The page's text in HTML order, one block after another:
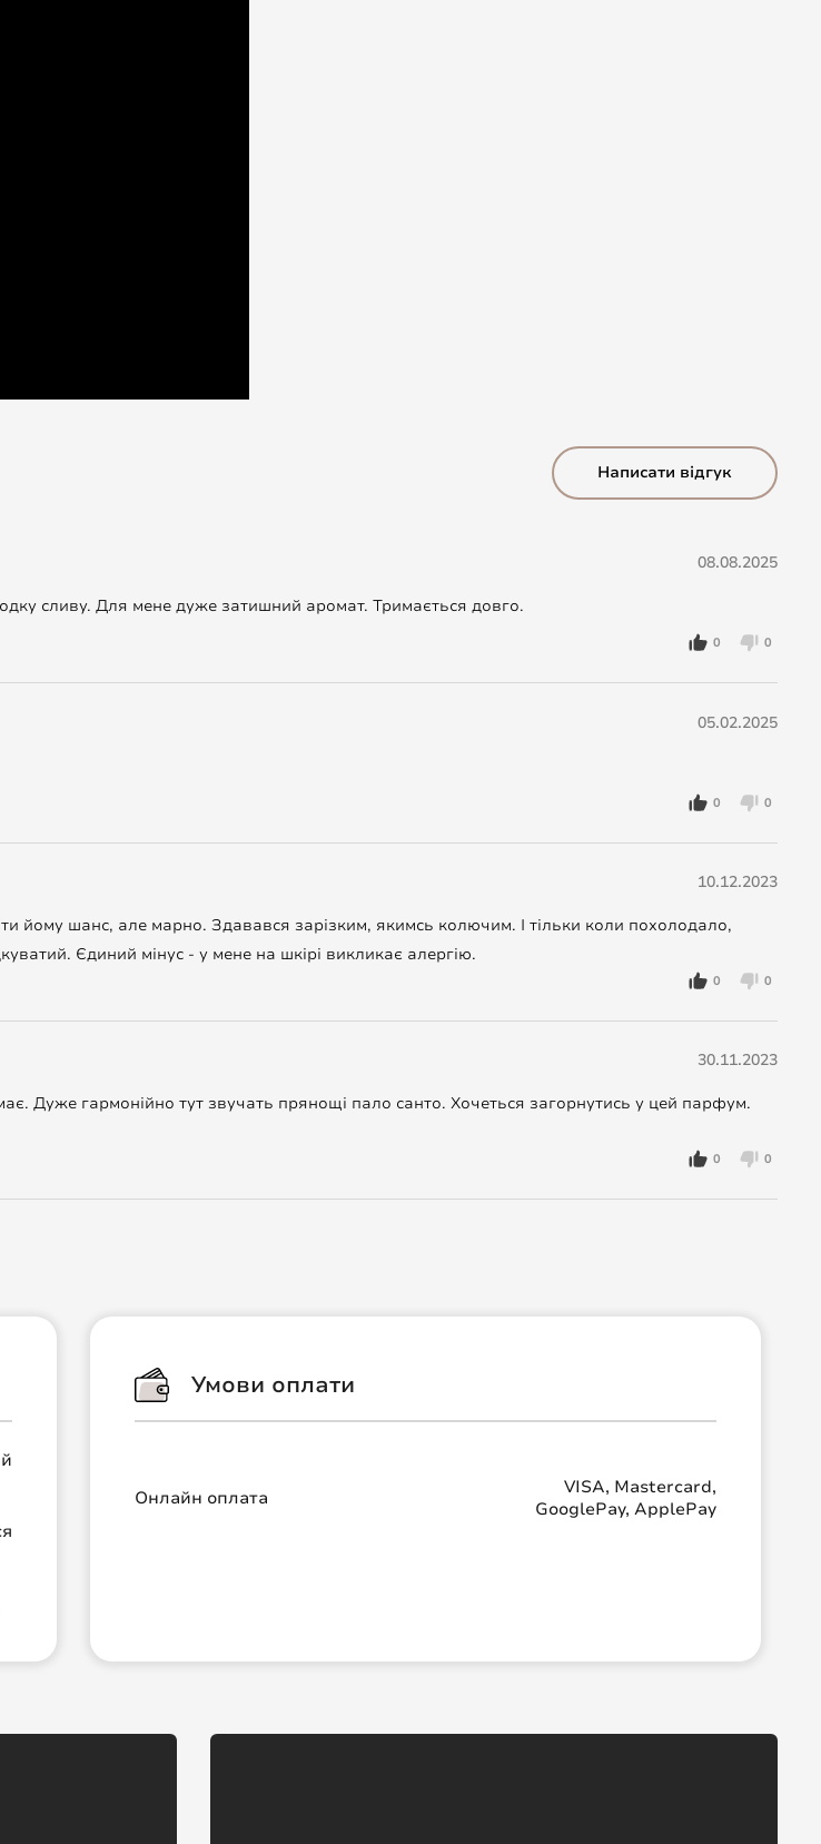
Написати відгук
08.08.2025
сливу. Для мене дуже затишний аромат. Тримається довго.
0 0
05.02.2025
0 0
10.12.2023
йому шанс, але марно. Здавався зарізким, якимсь колючим. І тільки коли похолодало,
Єдиний мінус - у мене на шкірі викликає алергію.
0 0
30.11.2023
Дуже гармонійно тут звучать прянощі пало санто. Хочеться загорнутись у цей парфум.
0 0
Умови оплати
Онлайн оплата
VISA, Mastercard,
GooglePay, ApplePay